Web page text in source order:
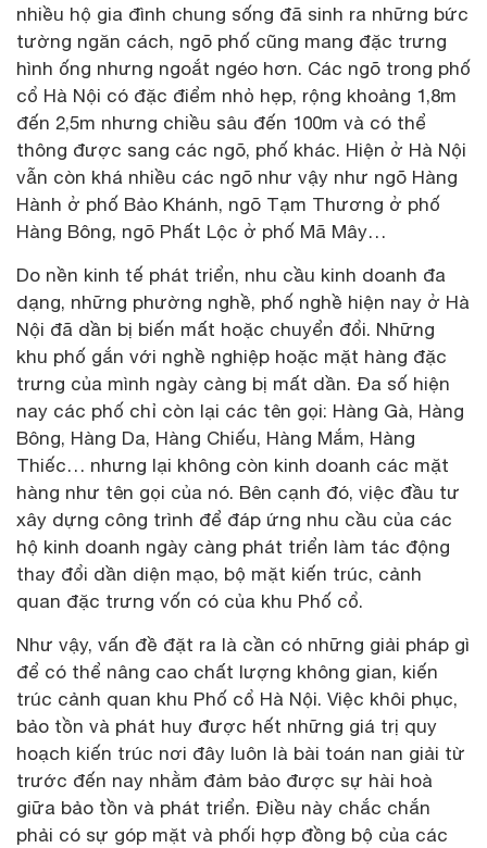
nhiều hộ gia đình chung sống đã sinh ra những bức
tường ngăn cách, ngõ phố cũng mang đặc trưng
hình ống nhưng ngoắt ngéo hơn. Các ngõ trong phố
cổ Hà Nội có đặc điểm nhỏ hẹp, rộng khoảng 1,8m
đến 2,5m nhưng chiều sâu đến 100m và có thể
thông được sang các ngõ, phố khác. Hiện ở Hà Nội
vẫn còn khá nhiều các ngõ như vậy như ngõ Hàng
Hành ở phố Bảo Khánh, ngõ Tạm Thương ở phố
Hàng Bông, ngõ Phất Lộc ở phố Mã Mây…
Do nền kinh tế phát triển, nhu cầu kinh doanh đa
dạng, những phường nghề, phố nghề hiện nay ở Hà
Nội đã dần bị biến mất hoặc chuyển đổi. Những
khu phố gắn với nghề nghiệp hoặc mặt hàng đặc
trưng của mình ngày càng bị mất dần. Đa số hiện
nay các phố chỉ còn lại các tên gọi: Hàng Gà, Hàng
Bông, Hàng Da, Hàng Chiếu, Hàng Mắm, Hàng
Thiếc… nhưng lại không còn kinh doanh các mặt
hàng như tên gọi của nó. Bên cạnh đó, việc đầu tư
xây dựng công trình để đáp ứng nhu cầu của các
hộ kinh doanh ngày càng phát triển làm tác động
thay đổi dần diện mạo, bộ mặt kiến trúc, cảnh
quan đặc trưng vốn có của khu Phố cổ.
Như vậy, vấn đề đặt ra là cần có những giải pháp gì
để có thể nâng cao chất lượng không gian, kiến
trúc cảnh quan khu Phố cổ Hà Nội. Việc khôi phục,
bảo tồn và phát huy được hết những giá trị quy
hoạch kiến trúc nơi đây luôn là bài toán nan giải từ
trước đến nay nhằm đảm bảo được sự hài hoà
giữa bảo tồn và phát triển. Điều này chắc chắn
phải có sự góp mặt và phối hợp đồng bộ của các